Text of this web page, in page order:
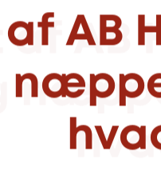
af AB